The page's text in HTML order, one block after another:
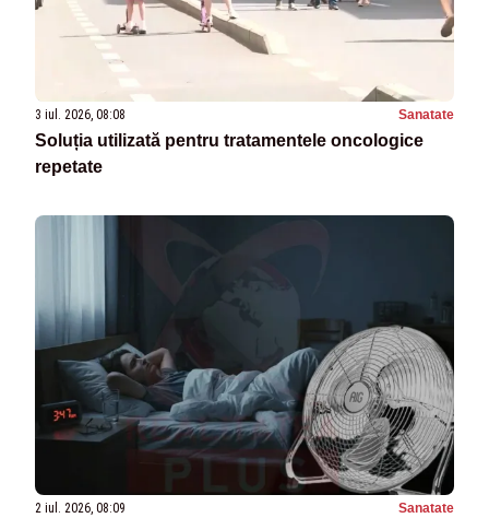
3 iul. 2026, 08:08 Sanatate
Soluția utilizată pentru tratamentele oncologice
repetate
2 iul. 2026, 08:09 Sanatate